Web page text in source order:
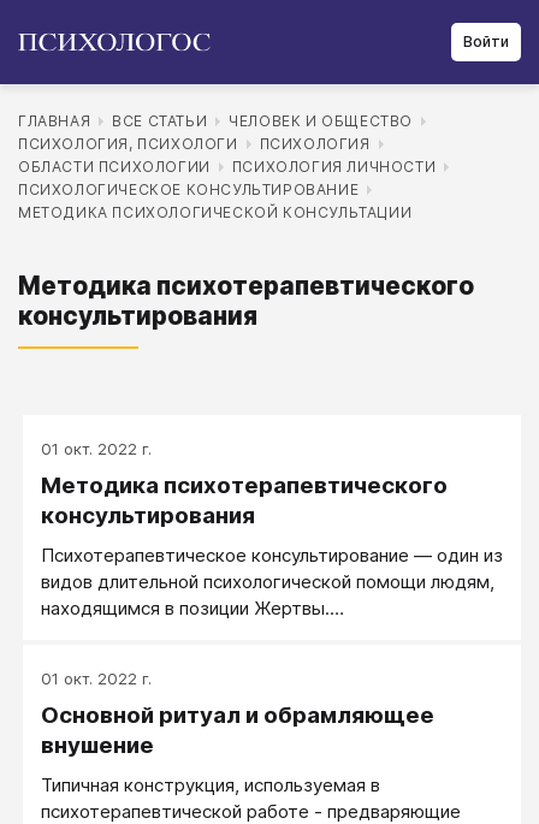
Войти
ГЛАВНАЯ ВСЕ СТАТЬИ
ЧЕЛОВЕК И ОБЩЕСТВО
ПСИХОЛОГИЯ, ПСИХОЛОГИ
ПСИХОЛОГИЯ
ОБЛАСТИ ПСИХОЛОГИИ
ПСИХОЛОГИЯ ЛИЧНОСТИ
ПСИХОЛОГИЧЕСКОЕ КОНСУЛЬТИРОВАНИЕ
МЕТОДИКА ПСИХОЛОГИЧЕСКОЙ КОНСУЛЬТАЦИИ
Методика психотерапевтического
консультирования
01 окт. 2022 г.
Методика психотерапевтического
консультирования
Психотерапевтическое консультирование — один из
видов длительной психологической помощи людям,
находящимся в позиции Жертвы.
ориентировку клиента в ситуации, и поднятие его
ресурсного состояния, и работу с его внутренним
сопротивлением.
01 окт. 2022 г.
Основной ритуал и обрамляющее
внушение
Типичная конструкция, используемая в
психотерапевтической работе - предваряющие